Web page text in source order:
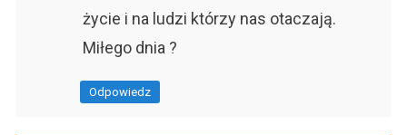
życie i na ludzi którzy nas otaczają.
Miłego dnia ?
Odpowiedz